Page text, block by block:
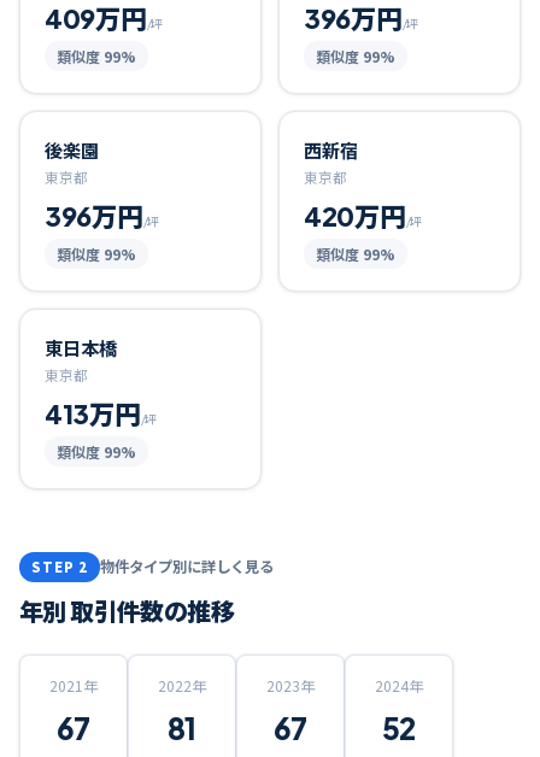
409万円/坪
類似度 99%
396万円/坪
類似度 99%
後楽園
東京都
396万円/坪
類似度 99%
西新宿
東京都
420万円/坪
類似度 99%
東日本橋
東京都
413万円/坪
類似度 99%
STEP 2 物件タイプ別に詳しく見る
年別 取引件数の推移
2021 年
67
2022年
81
2023年
67
2024年
52